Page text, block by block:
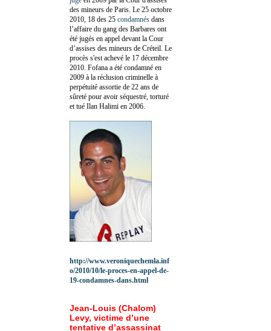
des mineurs de Paris. Le 25 octobre
2010, 18 des 25 condamnés dans
l’affaire du gang des Barbares ont
été jugés en appel devant la Cour
d’assises des mineurs de Créteil. Le
procès s'est achevé le 17 décembre
2010. Fofana a été condamné en
2009 à la réclusion criminelle à
perpétuité assortie de 22 ans de
sûreté pour avoir séquestré, torturé
et tué Ilan Halimi en 2006.
http://www.veroniquechemla.inf
o/2010/10/le-proces-en-appel-de-
19-condamnes-dans.html
Jean-Louis (Chalom)
Levy, victime d’une
tentative d’assassinat